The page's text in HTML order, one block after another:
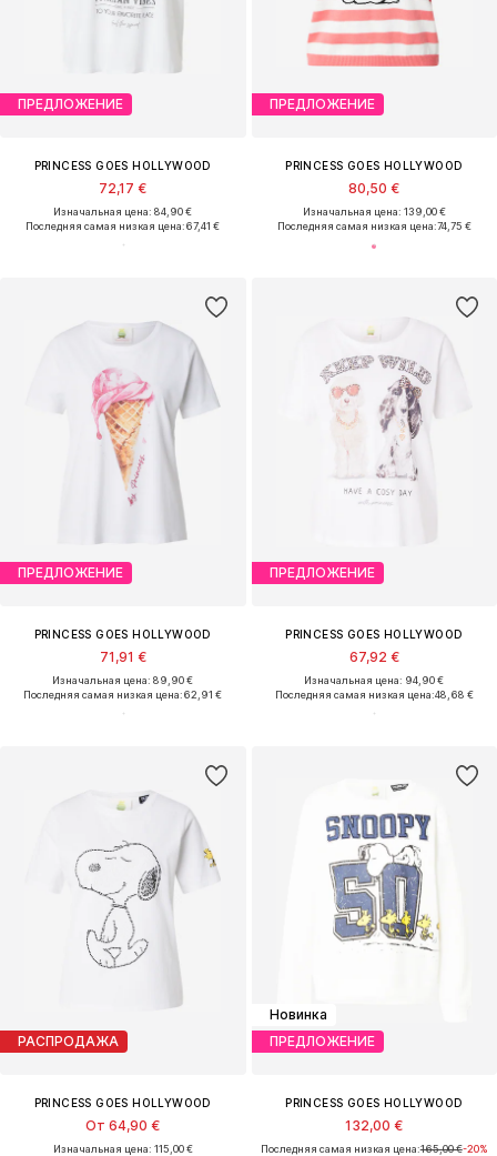
ПРЕДЛОЖЕНИЕ
PRINCESS GOES HOLLYWOOD
72,17 €
Изначальная цена: 84,90 €
Последняя самая низкая цена:67,41 €
ПРЕДЛОЖЕНИЕ
PRINCESS GOES HOLLYWOOD
80,50 €
Изначальная цена: 139,00 €
Последняя самая низкая цена:74,75 €
ПРЕДЛОЖЕНИЕ
PRINCESS GOES HOLLYWOOD
71,91 €
Изначальная цена: 89,90 €
Последняя самая низкая цена:62,91 €
ПРЕДЛОЖЕНИЕ
PRINCESS GOES HOLLYWOOD
67,92 €
Изначальная цена: 94,90 €
Последняя самая низкая цена:48,68 €
РАСПРОДАЖА
PRINCESS GOES HOLLYWOOD
От 64,90 €
Изначальная цена: 115,00 €
Новинка
ПРЕДЛОЖЕНИЕ
PRINCESS GOES HOLLYWOOD
132,00 €
Последняя самая низкая цена:165,00 €-20%